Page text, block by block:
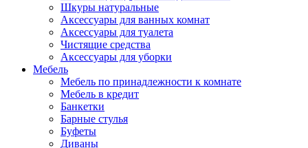
Шкуры натуральные
Аксессуары для ванных комнат
Аксессуары для туалета
Чистящие средства
Аксессуары для уборки
Мебель
Мебель по принадлежности к комнате
Мебель в кредит
Банкетки
Барные стулья
Буфеты
Диваны